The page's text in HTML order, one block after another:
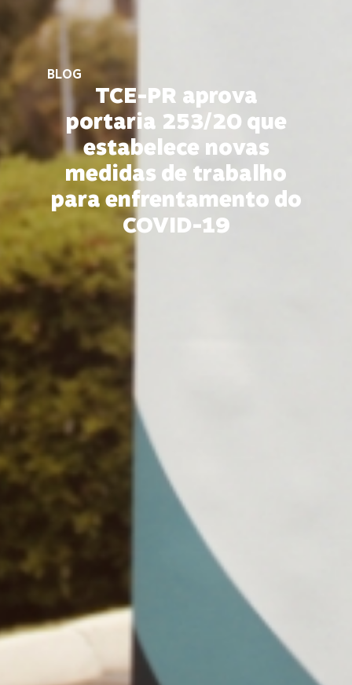
BLOG
TCE-PR aprova
portaria 253/20 que
estabelece novas
medidas de trabalho
para enfrentamento do
COVID-19